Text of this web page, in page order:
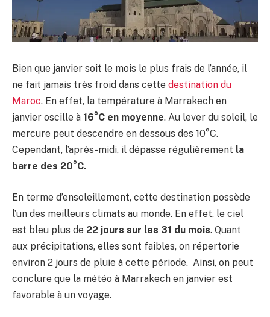
Bien que janvier soit le mois le plus frais de l’année, il
ne fait jamais très froid dans cette destination du
Maroc. En effet, la température à Marrakech en
janvier oscille à 16°C en moyenne. Au lever du soleil, le
mercure peut descendre en dessous des 10°C.
Cependant, l’après-midi, il dépasse régulièrement la
barre des 20°C.
En terme d’ensoleillement, cette destination possède
l’un des meilleurs climats au monde. En effet, le ciel
est bleu plus de 22 jours sur les 31 du mois. Quant
aux précipitations, elles sont faibles, on répertorie
environ 2 jours de pluie à cette période. Ainsi, on peut
conclure que la météo à Marrakech en janvier est
favorable à un voyage.